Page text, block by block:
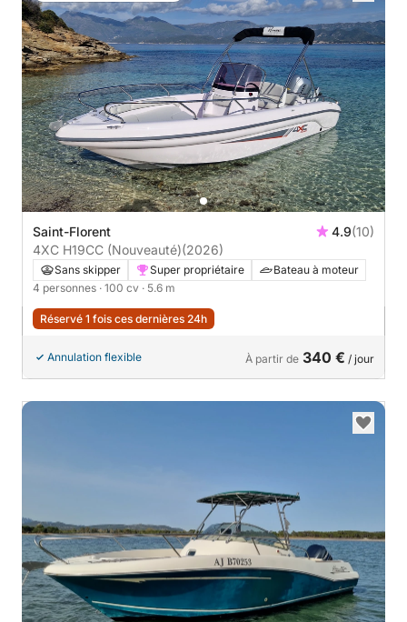
Saint-Florent 4.9(10)
4XC H19CC (Nouveauté)(2026)
Sans skipper Super propriétaire
Bateau à moteur
4 personnes · 100 cv · 5.6 m
Réservé 1 fois ces dernières 24h
Annulation flexible À partir de 340 € / jour